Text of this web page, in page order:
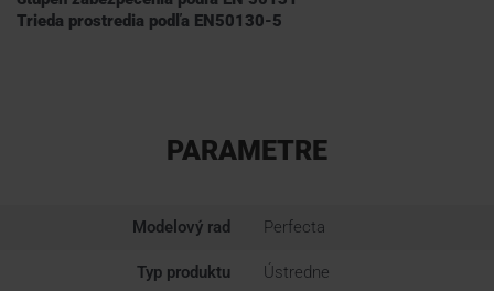
Trieda prostredia podľa EN50130-5
PARAMETRE
Modelový rad Perfecta
Typ produktu Ústredne